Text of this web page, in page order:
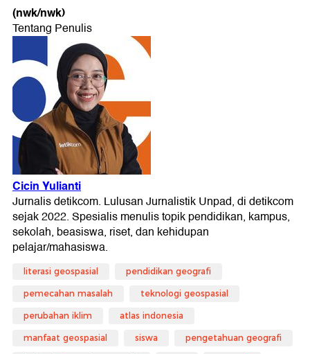
(nwk/nwk)
literasi geospasial pendidikan geografi
pemecahan masalah teknologi geospasial
perubahan iklim atlas indonesia
manfaat geospasial siswa pengetahuan geografi